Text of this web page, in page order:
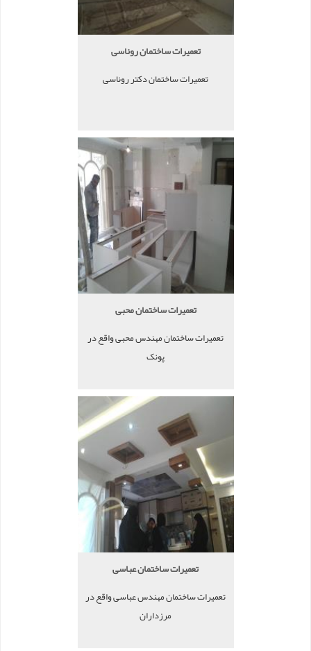
تعمیرات ساختمان روناسی
تعمیرات ساختمان دکتر روناسی
تعمیرات ساختمان محبی
تعمیرات ساختمان مهندس محبی واقع در
پونک
تعمیرات ساختمان عباسی
تعمیرات ساختمان مهندس عباسی واقع در
مرزداران